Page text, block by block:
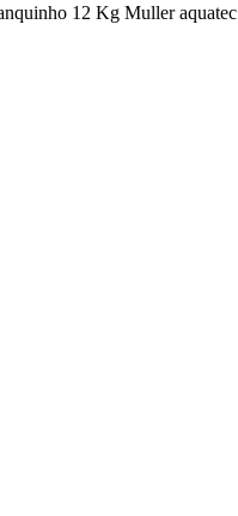
12 Kg Muller aquatec